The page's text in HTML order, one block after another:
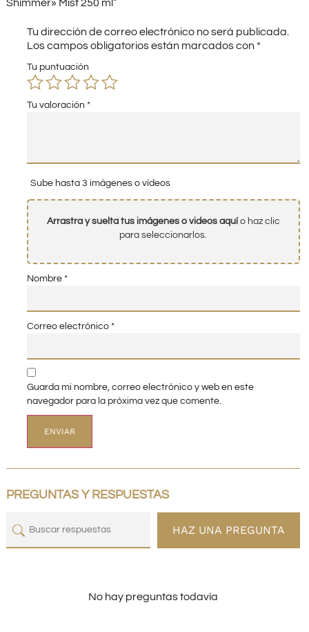
Shimmer» Mist 250 ml”
Tu dirección de correo electrónico no será publicada.
Los campos obligatorios están marcados con *
Tu puntuación
Tu valoración *
Sube hasta 3 imágenes o vídeos
Arrastra y suelta tus imágenes o videos aquío haz clic
para seleccionarlos.
Nombre *
Correo electrónico *
Guarda mi nombre, correo electrónico y web en este
navegador para la próxima vez que comente.
PREGUNTAS Y RESPUESTAS
HAZ UNA PREGUNTA
No hay preguntas todavía